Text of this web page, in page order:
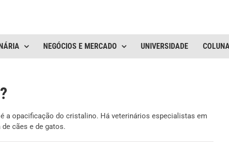
NEGÓCIOS E MERCADO UNIVERSIDADE
a opacificação do cristalino. Há veterinários especialistas em
cães e de gatos.